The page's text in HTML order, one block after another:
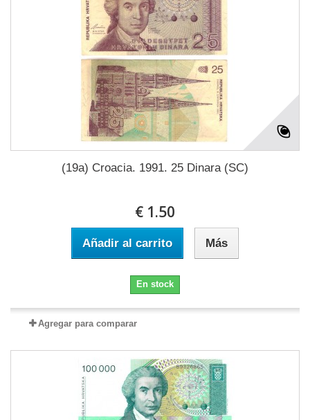
(19a) Croacia. 1991. 25 Dinara (SC)
€ 1.50
Añadir al carrito Más
En stock
Agregar para comparar